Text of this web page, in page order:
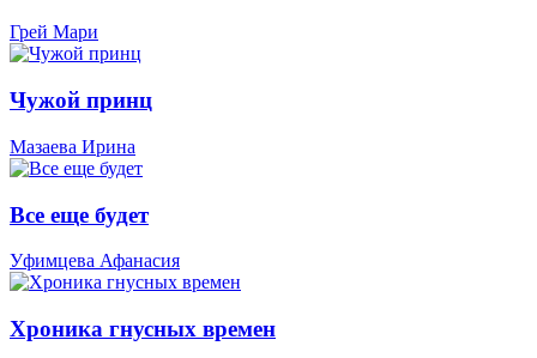
Грей Мари
Чужой принц
Мазаева Ирина
Все еще будет
Уфимцева Афанасия
Хроника гнусных времен